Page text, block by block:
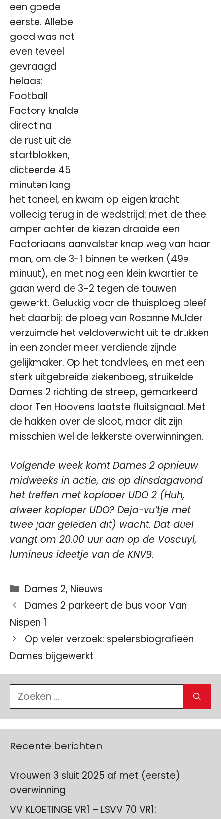
een goede
eerste. Allebei
goed was net
even teveel
gevraagd
helaas:
Football
Factory knalde
direct na
de rust uit de
startblokken,
dicteerde 45
minuten lang
het toneel, en kwam op eigen kracht
volledig terug in de wedstrijd: met de thee
amper achter de kiezen draaide een
Factoriaans aanvalster knap weg van haar
man, om de 3-1 binnen te werken (49e
minuut), en met nog een klein kwartier te
gaan werd de 3-2 tegen de touwen
gewerkt. Gelukkig voor de thuisploeg bleef
het daarbij: de ploeg van Rosanne Mulder
verzuimde het veldoverwicht uit te drukken
in een zonder meer verdiende zijnde
gelijkmaker. Op het tandvlees, en met een
sterk uitgebreide ziekenboeg, struikelde
Dames 2 richting de streep, gemarkeerd
door Ten Hoovens laatste fluitsignaal. Met
de hakken over de sloot, maar dit zijn
misschien wel de lekkerste overwinningen.
Volgende week komt Dames 2 opnieuw
midweeks in actie, als op dinsdagavond
het treffen met koploper UDO 2 (Huh,
alweer koploper UDO? Deja-vu’tje met
twee jaar geleden dit) wacht. Dat duel
vangt om 20.00 uur aan op de Voscuyl,
lumineus ideetje van de KNVB.
Categorieën
Dames 2, Nieuws
Dames 2 parkeert de bus voor Van
Nispen 1
Op veler verzoek: spelersbiografieën
Dames bijgewerkt
Zoek
naar:
Recente berichten
Vrouwen 3 sluit 2025 af met (eerste)
overwinning
VV KLOETINGE VR1 – LSVV 70 VR1: